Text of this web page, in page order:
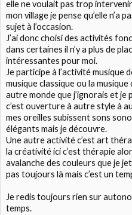
elle ne voulait pas trop
mon village je pense qu’elle n’a
sujet à l’occasion.
J’ai donc choisi des activités
dans certaines il n’y a plus de
intéressantes pour moi.
Je participe à l’activité musique
musique classique ou la
autre monde que j’ignorais et
c’est ouverture à autre style à
mes oreilles subissent sons
élégants mais je découvre.
Une autre activité c’est art
la créativité ici c’est thérapie
avalanche des couleurs que je
pas toujours là mais c’est un
Je redis toujours rien sur
temps.